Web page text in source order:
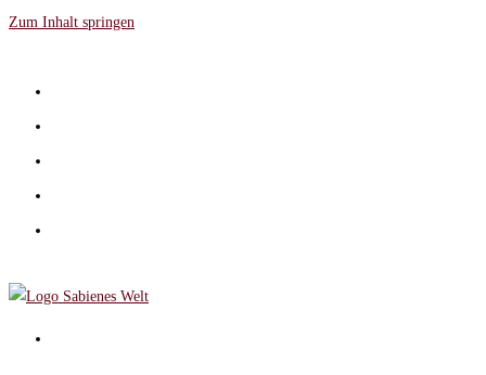
Zum Inhalt springen